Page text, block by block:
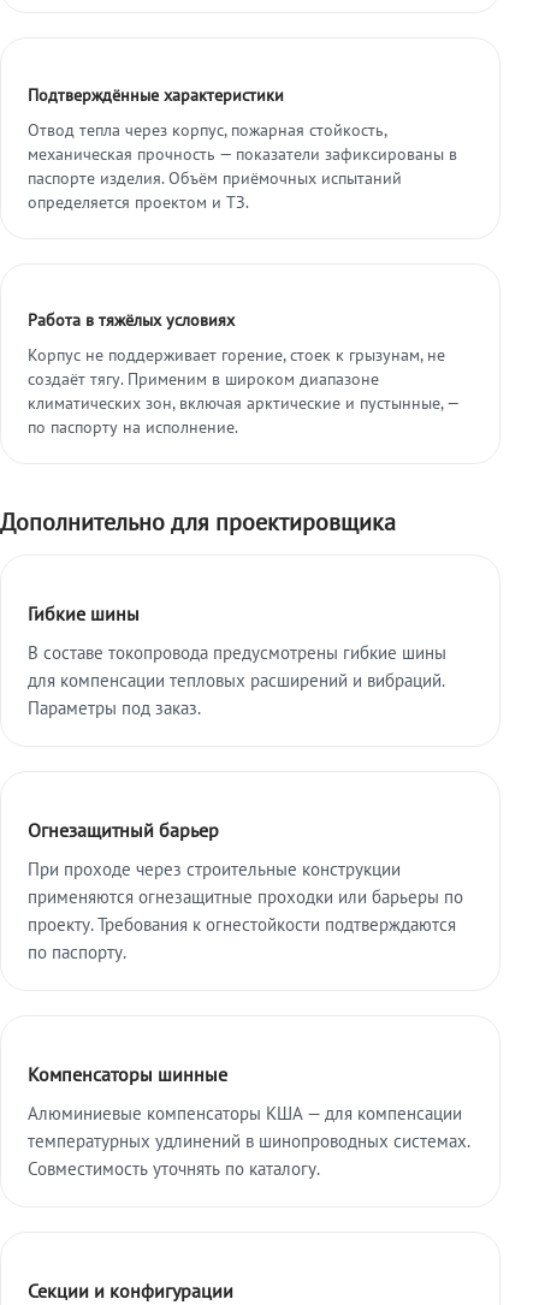
Подтверждённые характеристики
Отвод тепла через корпус, пожарная стойкость,
механическая прочность — показатели зафиксированы в
паспорте изделия. Объём приёмочных испытаний
определяется проектом и ТЗ.
Работа в тяжёлых условиях
Корпус не поддерживает горение, стоек к грызунам, не
создаёт тягу. Применим в широком диапазоне
климатических зон, включая арктические и пустынные, —
по паспорту на исполнение.
Дополнительно для проектировщика
Гибкие шины
В составе токопровода предусмотрены гибкие шины
для компенсации тепловых расширений и вибраций.
Параметры под заказ.
Огнезащитный барьер
При проходе через строительные конструкции
применяются огнезащитные проходки или барьеры по
проекту. Требования к огнестойкости подтверждаются
по паспорту.
Компенсаторы шинные
Алюминиевые компенсаторы КША — для компенсации
температурных удлинений в шинопроводных системах.
Совместимость уточнять по каталогу.
Секции и конфигурации